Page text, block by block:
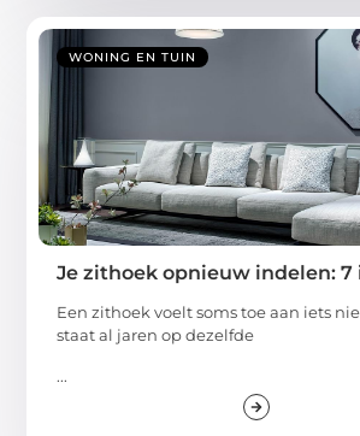
WONING EN TUIN
Je zithoek opnieuw indelen: 7
Een zithoek voelt soms toe aan iets
staat al jaren op dezelfde
...